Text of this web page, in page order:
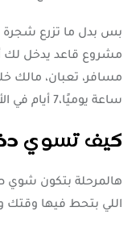
بس بدل ما تزرع شجرة
مشروع قاعد يدخل لك
ساعة يوميًا،7 أيام في الأسبوع، بدون راتب أو إجازة.
كيف تسوي
هالمرحلة بتكون شوي
اللي بتحط فيها